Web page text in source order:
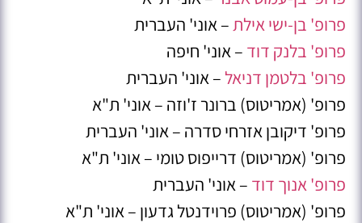
פרופ' בן-ישי אילת– אוני' העברית
פרופ' בלנק דוד – אוני' חיפה
פרופ' בלטמן דניאל– אוני' העברית
פרופ' (אמריטוס) ברונר ז'וזה – אוני' ת"א
פרופ' דיקובן אזרחי סדרה – אוני' העברית
פרופ' (אמריטוס) דרייפוס טומי – אוני' ת"א
פרופ' אנוך דוד – אוני' העברית
פרופ' (אמריטוס) פרוידנטל גדעון – אוני' ת"א